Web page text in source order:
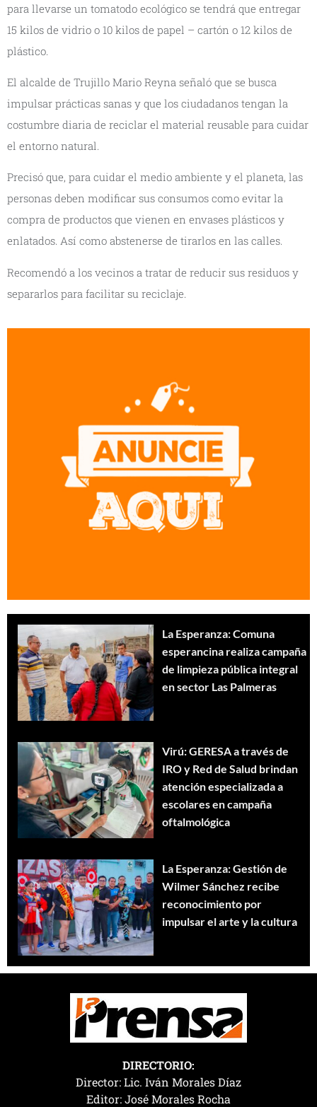
para llevarse un tomatodo ecológico se tendrá que entregar
15 kilos de vidrio o 10 kilos de papel – cartón o 12 kilos de
plástico.
El alcalde de Trujillo Mario Reyna señaló que se busca
impulsar prácticas sanas y que los ciudadanos tengan la
costumbre diaria de reciclar el material reusable para cuidar
el entorno natural.
Precisó que, para cuidar el medio ambiente y el planeta, las
personas deben modificar sus consumos como evitar la
compra de productos que vienen en envases plásticos y
enlatados. Así como abstenerse de tirarlos en las calles.
Recomendó a los vecinos a tratar de reducir sus residuos y
separarlos para facilitar su reciclaje.
La Esperanza: Comuna
esperancina realiza campaña
de limpieza pública integral
en sector Las Palmeras
Virú: GERESA a través de
IRO y Red de Salud brindan
atención especializada a
escolares en campaña
oftalmológica
La Esperanza: Gestión de
Wilmer Sánchez recibe
reconocimiento por
impulsar el arte y la cultura
DIRECTORIO:
Director: Lic. Iván Morales Díaz
Editor: José Morales Rocha